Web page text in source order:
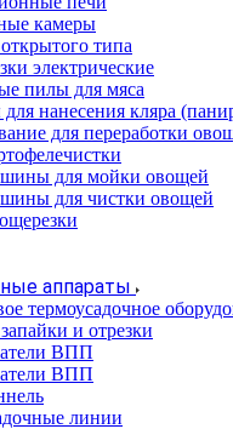
камеры
типа
электрические
пилы для мяса
нанесения кляра
для переработки
для мойки овощей
для чистки овощей
аппараты
термоусадочное
и отрезки
ВПП
ВПП
линии